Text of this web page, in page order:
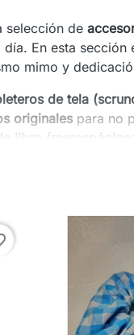
selección de
En esta
mimo y
de tela
originales para no
libro
el hilo de tus
personalizados y
y enamoran.